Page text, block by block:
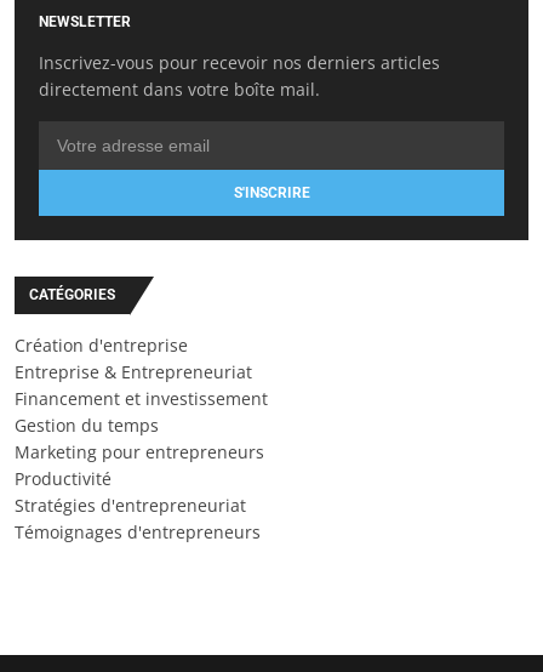
NEWSLETTER
Inscrivez-vous pour recevoir nos derniers articles
directement dans votre boîte mail.
S'INSCRIRE
CATÉGORIES
Création d'entreprise
Entreprise & Entrepreneuriat
Financement et investissement
Gestion du temps
Marketing pour entrepreneurs
Productivité
Stratégies d'entrepreneuriat
Témoignages d'entrepreneurs